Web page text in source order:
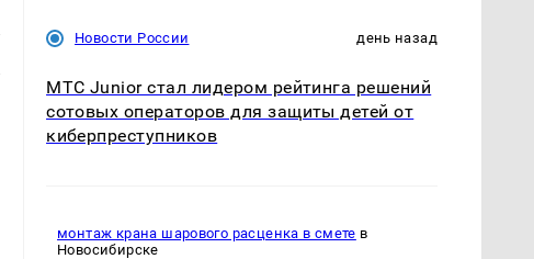
Новости России день назад
МТС Junior стал лидером рейтинга решений
сотовых операторов для защиты детей от
киберпреступников
монтаж крана шарового расценка в смете в
Новосибирске